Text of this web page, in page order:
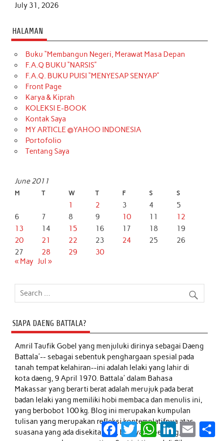
July 31, 2026
HALAMAN
Buku “Membangun Negeri, Merawat Masa Depan
F.A.Q BUKU “NARSIS”
F.A.Q. BUKU PUISI “MENYESAP SENYAP”
Front Page
Karya & Kiprah
KOLEKSI E-BOOK
Kontak Saya
MY ARTICLE @YAHOO INDONESIA
Portofolio
Tentang Saya
June 2011
M T W T F S S
1 2 3 4
5
6
7 8 9 10 11
12
13
14 15 16 17 18
19
20
21 22 23 24 25
26
27
28 29
30
« May Jul »
SIAPA DAENG BATTALA?
Amril Taufik Gobelyang menjuluki dirinya sebagai Daeng
Battala'-- sebagai sebentuk penghargaan spesial pada
tanah tempat kelahiran--ini adalah lelaki yang lahir di
kota daeng, 9 April 1970. Battala' dalam Bahasa
Makassar yang berarti berat adalah merujuk pada berat
badan lelaki yang memiliki hobi membaca dan menulis ini,
yang berbobot 100 kg. Blog ini merupakan kumpulan
tulisan yang merupakan refleksi kontemplatifnya atas
suasana yang ada disekitarnya, baik yang penting,
Facebook
TwitterWhatsApp
LinkedInEmail